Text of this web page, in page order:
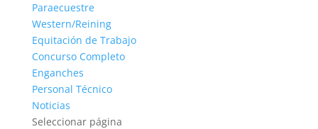
Paraecuestre
Western/Reining
Equitación de Trabajo
Concurso Completo
Enganches
Personal Técnico
Noticias
Seleccionar página